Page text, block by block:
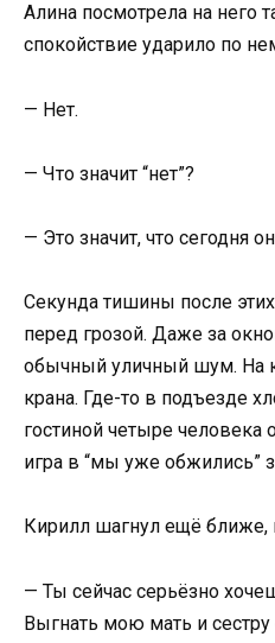
Алина посмотрела на него
спокойствие ударило по
— Нет.
— Что значит “нет”?
— Это значит, что сегодня
Секунда тишины после
перед грозой. Даже за
обычный уличный шум. На
крана. Где-то в подъезде
гостиной четыре человека
игра в “мы уже обжились”
Кирилл шагнул ещё ближе,
— Ты сейчас серьёзно
Выгнать мою мать и